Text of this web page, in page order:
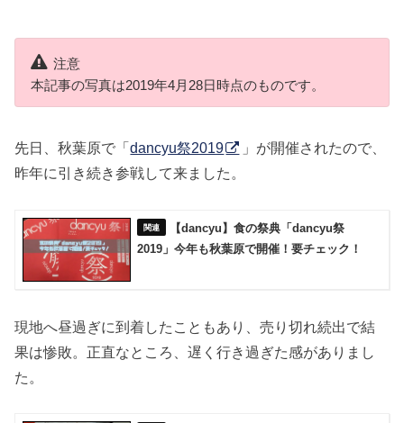
注意
本記事の写真は2019年4月28日時点のものです。
先日、秋葉原で「dancyu祭2019
」が開催されたので、
昨年に引き続き参戦して来ました。
【dancyu】食の祭典「dancyu祭
2019」今年も秋葉原で開催！要チェック！
現地へ昼過ぎに到着したこともあり、売り切れ続出で結
果は惨敗。正直なところ、遅く行き過ぎた感がありまし
た。